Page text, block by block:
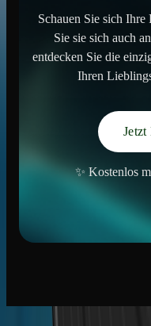
Schauen Sie sich Ihre
Sie sie sich auch
entdecken Sie die
Ihren
Jetzt
✨ Kostenlos